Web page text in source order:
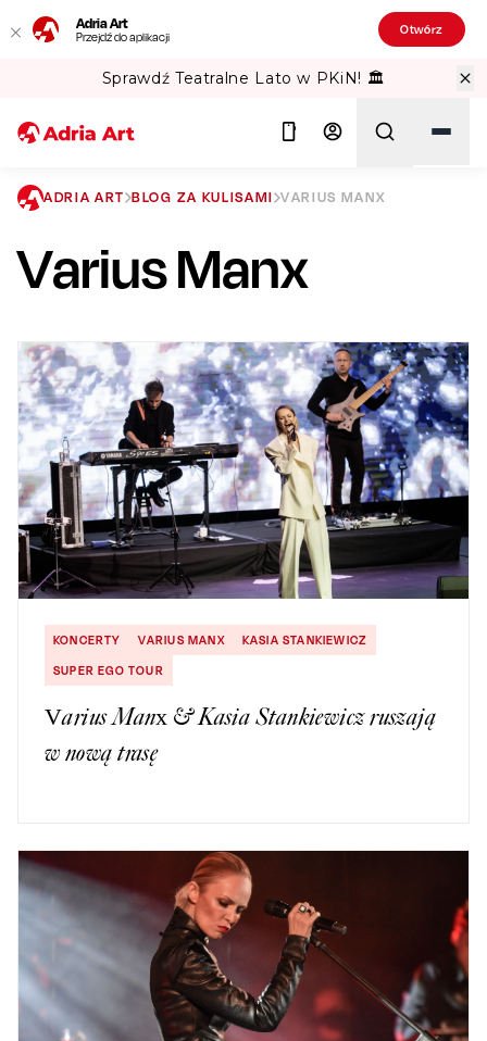
Adria Art
Przejdź do aplikacji Otwórz
Sprawdź Teatralne Lato w PKiN! 🏛️
Szukaj
ADRIA ART BLOG ZA KULISAMI VARIUS MANX
Varius Manx
KONCERTY VARIUS MANX
KASIA STANKIEWICZ
SUPER EGO TOUR
Varius Manx & Kasia Stankiewicz ruszają
w nową trasę